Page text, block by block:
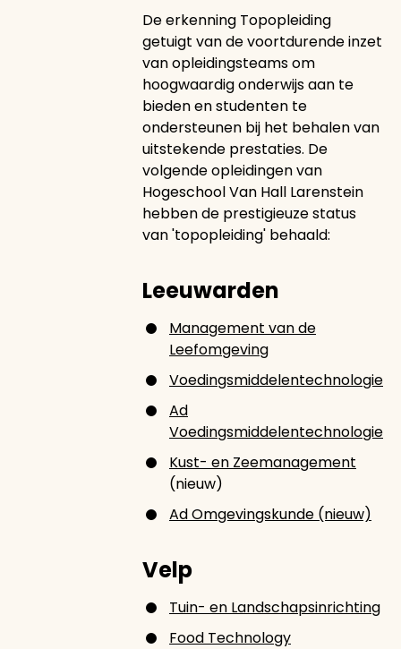
De erkenning Topopleiding
getuigt van de voortdurende inzet
van opleidingsteams om
hoogwaardig onderwijs aan te
bieden en studenten te
ondersteunen bij het behalen van
uitstekende prestaties. De
volgende opleidingen van
Hogeschool Van Hall Larenstein
hebben de prestigieuze status
van 'topopleiding' behaald:
Leeuwarden
Management van de
Leefomgeving
Voedingsmiddelentechnologie
Ad
Voedingsmiddelentechnologie
Kust- en Zeemanagement
(nieuw)
Ad Omgevingskunde (nieuw)
Velp
Tuin- en Landschapsinrichting
Food Technology